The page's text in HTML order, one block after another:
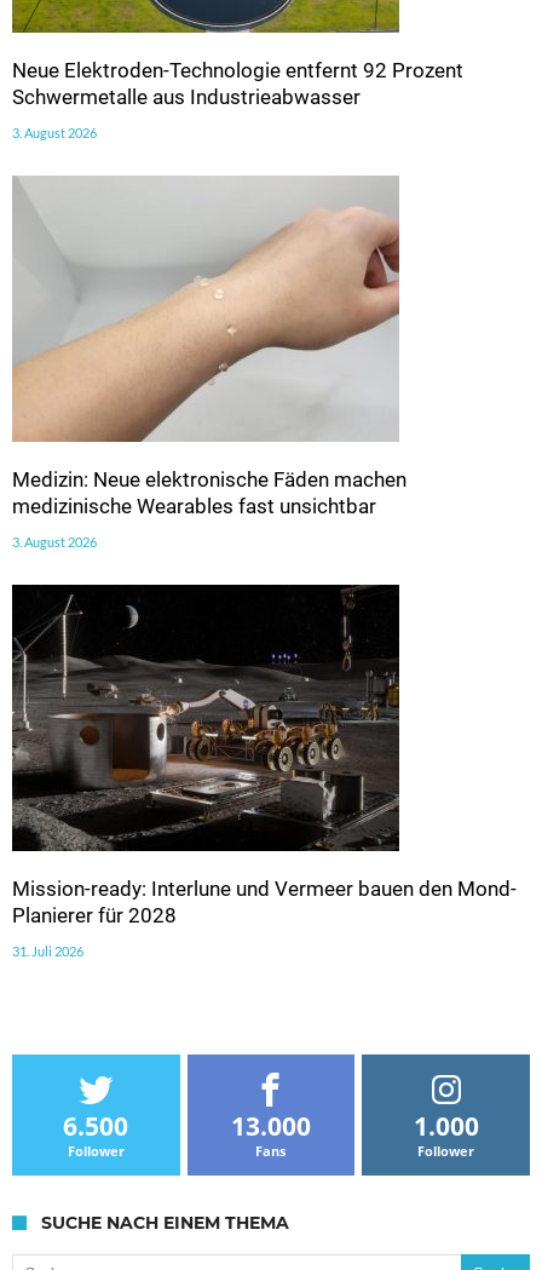
Neue Elektroden-Technologie entfernt 92 Prozent
Schwermetalle aus Industrieabwasser
3. August 2026
Medizin: Neue elektronische Fäden machen
medizinische Wearables fast unsichtbar
3. August 2026
Mission-ready: Interlune und Vermeer bauen den Mond-
Planierer für 2028
31. Juli 2026
6.500
Follower
13.000
Fans
1.000
Follower
SUCHE NACH EINEM THEMA
Suche nach: